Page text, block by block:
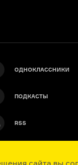
сайта вы
ОДНОКЛАССНИКИ
ПОДКАСТЫ
RSS